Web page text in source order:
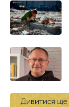
Дивитися ще